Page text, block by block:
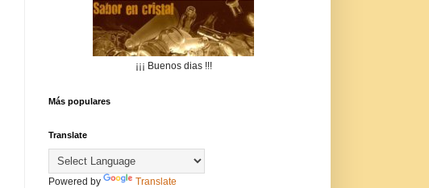
¡¡¡ Buenos dias !!!
Más populares
Translate
Powered by Translate